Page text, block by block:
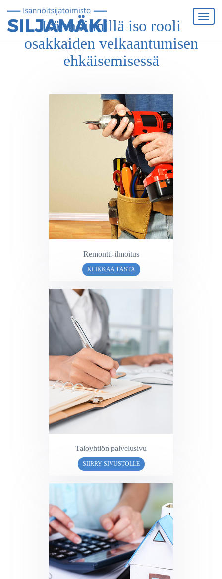
Isännöinnillä iso rooli
osakkaiden velkaantumisen
ehkäisemisessä
Remontti-ilmoitus
KLIKKAA TÄSTÄ
Taloyhtiön palvelusivu
SIIRRY SIVUSTOLLE